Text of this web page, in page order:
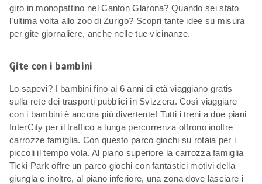
giro in monopattino nel Canton Glarona? Quando sei stato
l’ultima volta allo zoo di Zurigo? Scopri tante idee su misura
per gite giornaliere, anche nelle tue vicinanze.
Gite con i bambini
Lo sapevi? I bambini fino ai 6 anni di età viaggiano gratis
sulla rete dei trasporti pubblici in Svizzera. Così viaggiare
con i bambini è ancora più divertente! Tutti i treni a due piani
InterCity per il traffico a lunga percorrenza offrono inoltre
carrozze famiglia. Con questo parco giochi su rotaia per i
piccoli il tempo vola. Al piano superiore la carrozza famiglia
Ticki Park offre un parco giochi con fantastici motivi della
giungla e inoltre, al piano inferiore, una zona dove lasciare i